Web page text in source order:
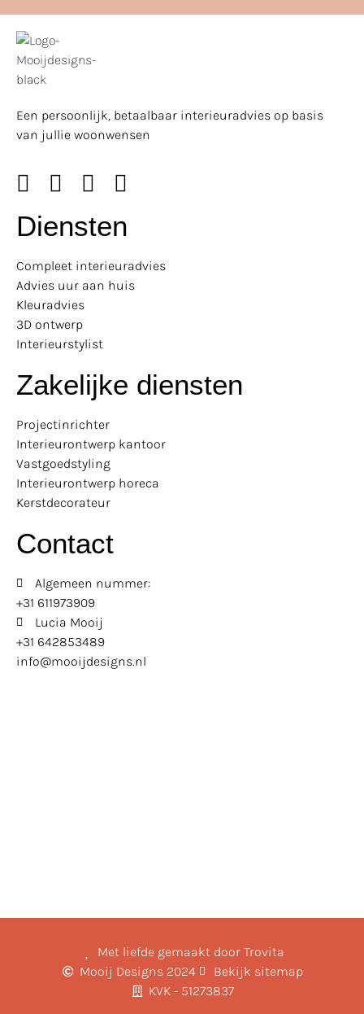
Een persoonlijk, betaalbaar interieuradvies op basis
van jullie woonwensen
Diensten
Compleet interieuradvies
Advies uur aan huis
Kleuradvies
3D ontwerp
Interieurstylist
Zakelijke diensten
Projectinrichter
Interieurontwerp kantoor
Vastgoedstyling
Interieurontwerp horeca
Kerstdecorateur
Contact
Algemeen nummer:
+31 611973909
Lucia Mooij
+31 642853489
info@mooijdesigns.nl
Met liefde gemaakt door Trovita
Mooij Designs 2024
Bekijk sitemap
KVK - 51273837